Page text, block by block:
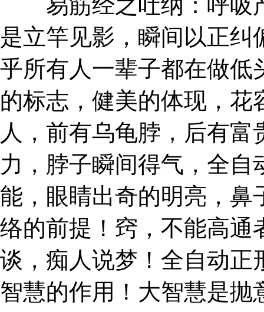
是立竿见影，瞬间以正
乎所有人一辈子都在做低
的标志，健美的体现，
人，前有乌龟脖，后有
力，脖子瞬间得气，全
能，眼睛出奇的明亮，鼻
络的前提！窍，不能高通
谈，痴人说梦！全自动正
智慧的作用！大智慧是抛